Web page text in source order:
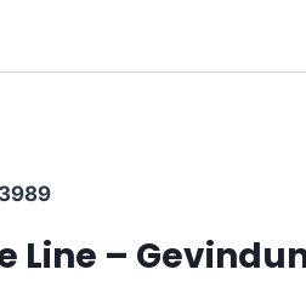
Line –